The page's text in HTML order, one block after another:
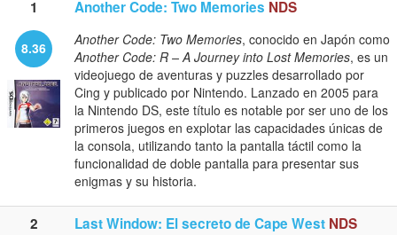
1 Another Code: Two Memories NDS
8.36 Another Code: Two Memories, conocido en Japón como
Another Code: R – A Journey into Lost Memories, es un
videojuego de aventuras y puzzles desarrollado por
Cing y publicado por Nintendo. Lanzado en 2005 para
la Nintendo DS, este título es notable por ser uno de los
primeros juegos en explotar las capacidades únicas de
la consola, utilizando tanto la pantalla táctil como la
funcionalidad de doble pantalla para presentar sus
enigmas y su historia.
2 Last Window: El secreto de Cape West NDS